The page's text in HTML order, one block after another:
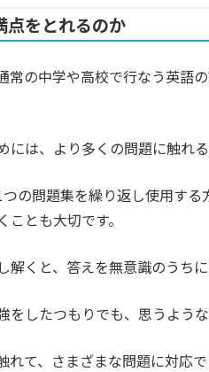
点をとれるのか
常の中学や高校で行なう英語
は、より多くの問題に触れる
の問題集を繰り返し使用す
とも大切です。
解くと、答えを無意識のうちに
をしたつもりでも、思うよう
れて、さまざまな問題に対応